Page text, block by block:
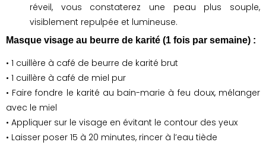
réveil, vous constaterez une peau plus souple,
visiblement repulpée et lumineuse.
Masque visage au beurre de karité (1 fois par semaine) :
• 1 cuillère à café de beurre de karité brut
• 1 cuillère à café de miel pur
• Faire fondre le karité au bain-marie à feu doux, mélanger
avec le miel
• Appliquer sur le visage en évitant le contour des yeux
• Laisser poser 15 à 20 minutes, rincer à l’eau tiède